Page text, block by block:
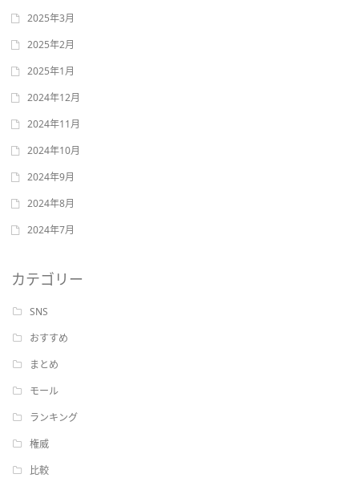
2025年3月
2025年2月
2025年1月
2024年12月
2024年11月
2024年10月
2024年9月
2024年8月
2024年7月
カテゴリー
SNS
おすすめ
まとめ
モール
ランキング
権威
比較